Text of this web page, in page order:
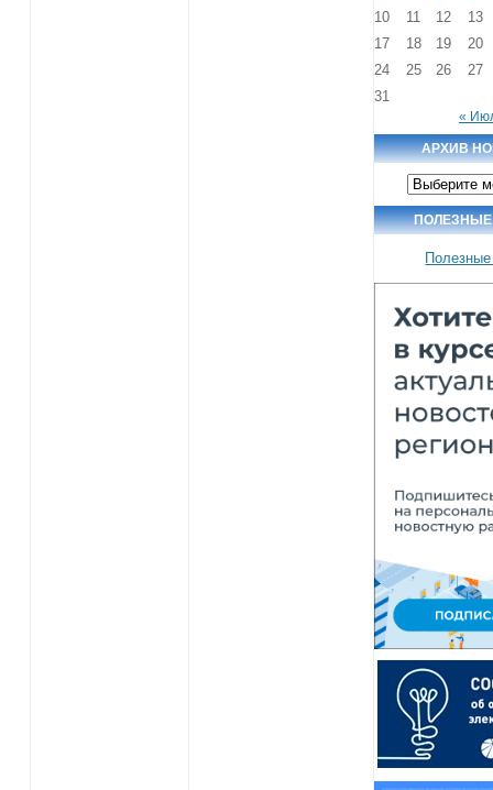
10
11 12
13
17
18 19
20
24
25 26
27
31
«
АРХИВ
Архив
новостей